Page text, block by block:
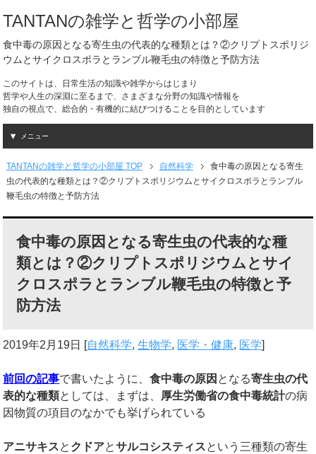
TANTANの雑学と哲学の小部屋
食中毒の原因となる寄生虫の代表的な種類とは？②クリプトスポリジ
ウムとサイクロスポラとランブル鞭毛虫の特徴と予防方法
このサイトは、日常生活の知識や雑学からはじまり
哲学や人生の深淵に至るまで、さまざまな分野の知識や情報を
独自の視点で、総合的・有機的に結びつけることを目的としています
メニュー
TANTANの雑学と哲学の小部屋 TOP 自然科学
食中毒の原因となる寄生
虫の代表的な種類とは？②クリプトスポリジウムとサイクロスポラとランブル
鞭毛虫の特徴と予防方法
食中毒の原因となる寄生虫の代表的な種
類とは？②クリプトスポリジウムとサイ
クロスポラとランブル鞭毛虫の特徴と予
防方法
2019年2月19日 [自然科学,生物学, 医学・健康, 医学]
前回の記事で書いたように、食中毒の原因 となる寄生虫の代
表的な種類としては、まずは、 厚生労働省の食中毒統計の病
因物質の項目のなかでも挙げられている
アニサキスと クドアとサルコシスティスという三種類の寄生